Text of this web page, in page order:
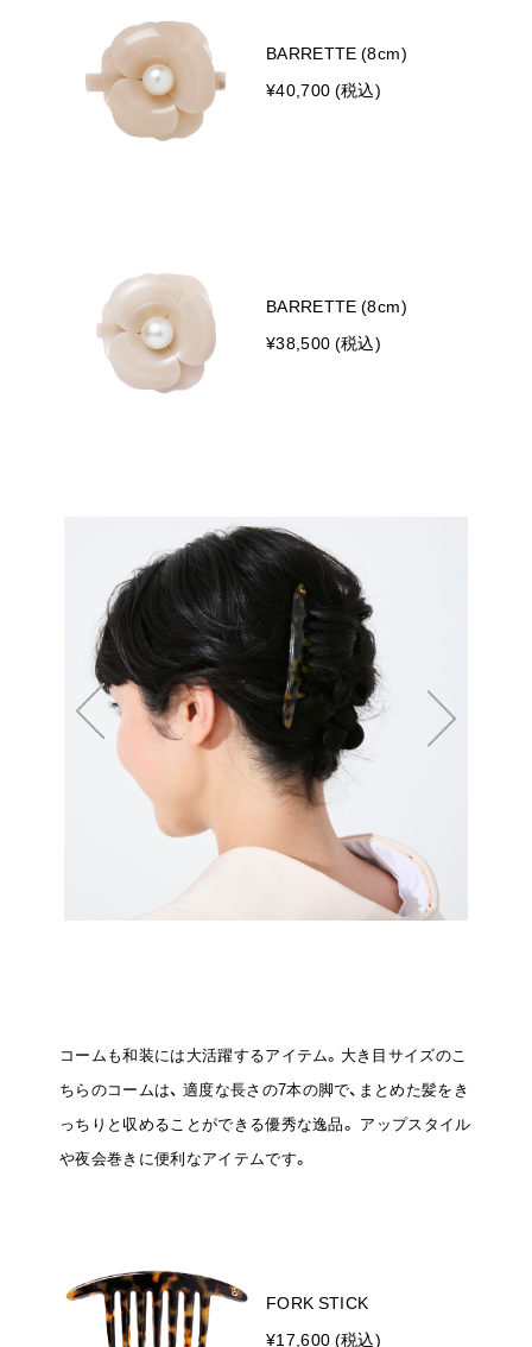
BARRETTE (8cm)
¥40,700 (税込)
BARRETTE (8cm)
¥38,500 (税込)
コームも和装には大活躍するアイテム。大き目サイズのこ
ちらのコームは、 適度な長さの7本の脚で、まとめた髪をき
っちりと収めることができる優秀な逸品。 アップスタイル
や夜会巻きに便利なアイテムです。
FORK STICK
¥17,600 (税込)